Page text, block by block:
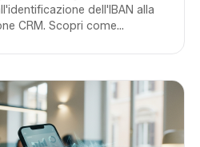
dell'IBAN alla
CRM. Scopri come